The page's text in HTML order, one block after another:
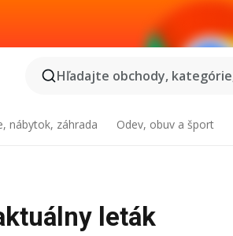
Hľadajte obchody,
nábytok, záhrada Odev, obuv a šport
leták